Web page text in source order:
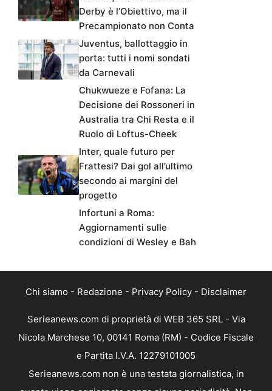
Derby è l’Obiettivo, ma il
Precampionato non Conta
Juventus, ballottaggio in
porta: tutti i nomi sondati
da Carnevali
Chukwueze e Fofana: La
Decisione dei Rossoneri in
Australia tra Chi Resta e il
Ruolo di Loftus-Cheek
Inter, quale futuro per
Frattesi? Dai gol all’ultimo
secondo ai margini del
progetto
Infortuni a Roma:
Aggiornamenti sulle
condizioni di Wesley e Bah
Chi siamo - Redazione - Privacy Policy - Disclaimer
Serieanews.com di proprietà di WEB 365 SRL - Via
Nicola Marchese 10, 00141 Roma (RM) - Codice Fiscale
e Partita I.V.A. 12279101005
Serieanews.com non è una testata giornalistica, in